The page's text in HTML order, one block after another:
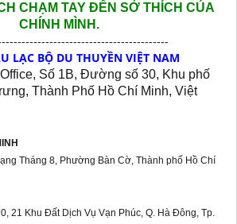
CHẠM TAY ĐẾN SỞ THÍCH CỦA
CHÍNH MÌNH.
LẠC BỘ DU THUYỀN VIỆT NAM
Số 1B, Đường số 30, Khu phố
Thành Phố Hồ Chí Minh, Việt
Tháng 8, Phường Bàn Cờ, Thành phố Hồ Chí
21 Khu Đất Dịch Vụ Vạn Phúc, Q. Hà Đông, Tp.